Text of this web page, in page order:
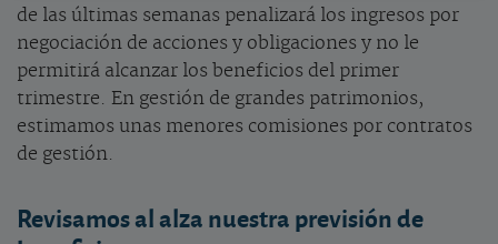
de las últimas semanas penalizará los ingresos por
negociación de acciones y obligaciones y no le
permitirá alcanzar los beneficios del primer
trimestre. En gestión de grandes patrimonios,
estimamos unas menores comisiones por contratos
de gestión.
Revisamos al alza nuestra previsión de